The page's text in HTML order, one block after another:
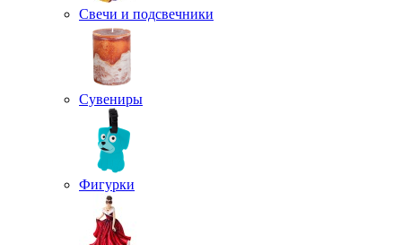
Свечи и подсвечники
Сувениры
Фигурки